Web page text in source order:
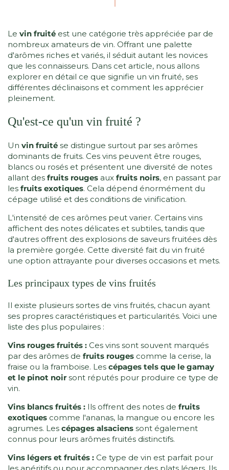
Le vin fruité est une catégorie très appréciée par de
nombreux amateurs de vin. Offrant une palette
d'arômes riches et variés, il séduit autant les novices
que les connaisseurs. Dans cet article, nous allons
explorer en détail ce que signifie un vin fruité, ses
différentes déclinaisons et comment les apprécier
pleinement.
Qu'est-ce qu'un vin fruité ?
Un vin fruité se distingue surtout par ses arômes
dominants de fruits. Ces vins peuvent être rouges,
blancs ou rosés et présentent une diversité de notes
allant des fruits rouges aux fruits noirs, en passant par
les fruits exotiques. Cela dépend énormément du
cépage utilisé et des conditions de vinification.
L'intensité de ces arômes peut varier. Certains vins
affichent des notes délicates et subtiles, tandis que
d'autres offrent des explosions de saveurs fruitées dès
la première gorgée. Cette diversité fait du vin fruité
une option attrayante pour diverses occasions et mets.
Les principaux types de vins fruités
Il existe plusieurs sortes de vins fruités, chacun ayant
ses propres caractéristiques et particularités. Voici une
liste des plus populaires :
Vins rouges fruités : Ces vins sont souvent marqués
par des arômes de fruits rouges comme la cerise, la
fraise ou la framboise. Les cépages tels que le gamay
et le pinot noir sont réputés pour produire ce type de
vin.
Vins blancs fruités : Ils offrent des notes de fruits
exotiques comme l'ananas, la mangue ou encore les
agrumes. Les cépages alsaciens sont également
connus pour leurs arômes fruités distinctifs.
Vins légers et fruités : Ce type de vin est parfait pour